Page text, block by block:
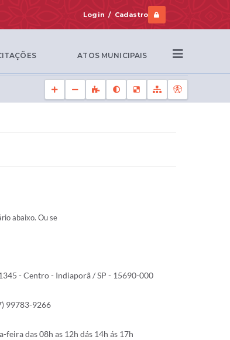
Login / Cadastro
ATOS MUNICIPAIS
abaixo. Ou se
- Centro - Indiaporã / SP - 15690-000
99783-9266
feira das 08h as 12h dás 14h ás 17h